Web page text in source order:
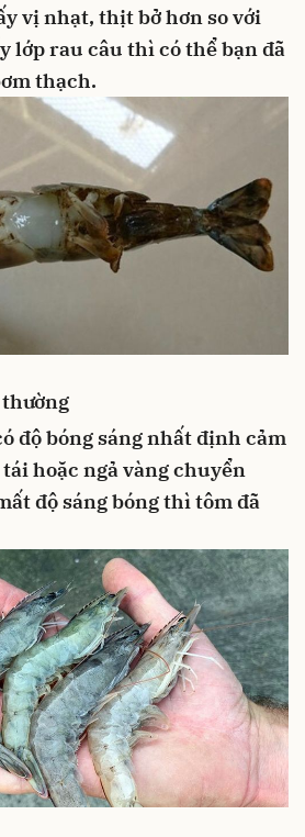
vị nhạt, thịt bở hơn so với
lớp rau câu thì có thể bạn đã
thạch.
độ bóng sáng nhất định cảm
tái hoặc ngả vàngchuyển
độ sáng bóng thì tôm đã